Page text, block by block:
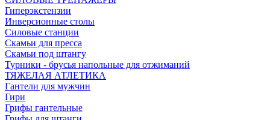
Гиперэкстензии
Инверсионные столы
Силовые станции
Скамьи для пресса
Скамьи под штангу
Турники - брусья напольные для отжиманий
ТЯЖЕЛАЯ АТЛЕТИКА
Гантели для мужчин
Гири
Грифы гантельные